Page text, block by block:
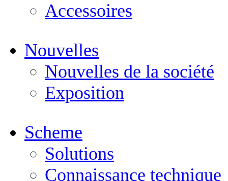
Accessoires
Nouvelles
Nouvelles de la société
Exposition
Scheme
Solutions
Connaissance technique